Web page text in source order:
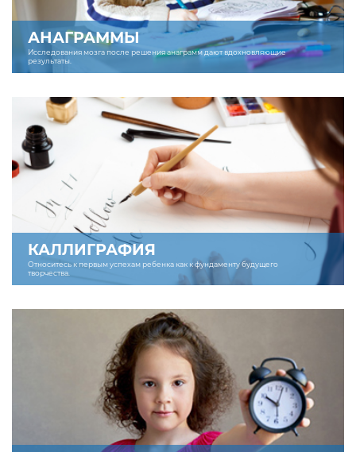
АНАГРАММЫ
Исследования мозга после решения анаграмм дают вдохновляющие
результаты.
КАЛЛИГРАФИЯ
Относитесь к первым успехам ребенка как к фундаменту будущего
творчества.